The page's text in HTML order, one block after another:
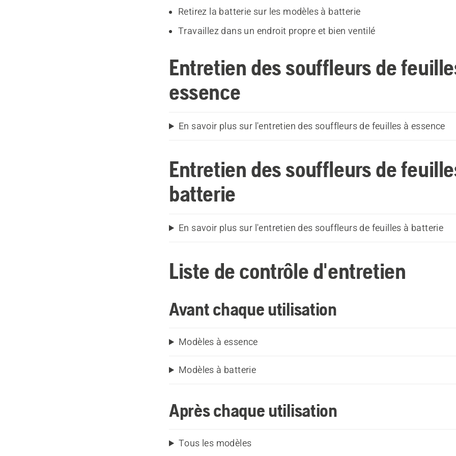
Retirez la batterie sur les modèles à batterie
Travaillez dans un endroit propre et bien ventilé
Entretien des souffleurs de
essence
En savoir plus sur l'entretien des souffleurs de feuilles à essence
Entretien des souffleurs de
batterie
En savoir plus sur l'entretien des souffleurs de feuilles à batterie
Liste de contrôle d'entretien
Avant chaque utilisation
Modèles à essence
Modèles à batterie
Après chaque utilisation
Tous les modèles